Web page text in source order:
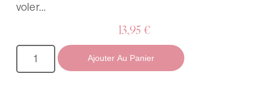
voler…
13,95 €
Ajouter Au Panier